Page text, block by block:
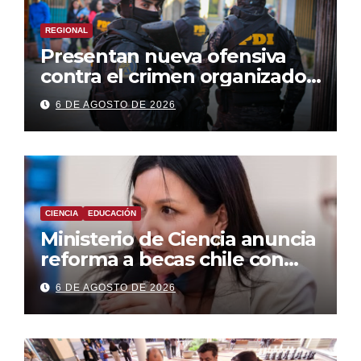
REGIONAL
Presentan nueva ofensiva
contra el crimen organizado:
más control territorial,
cárceles más estrictas y
decomiso de bienes
6 DE AGOSTO DE 2026
CIENCIA EDUCACIÓN
Ministerio de Ciencia anuncia
reforma a becas chile con
foco en áreas estratégicas y
descentralización
6 DE AGOSTO DE 2026